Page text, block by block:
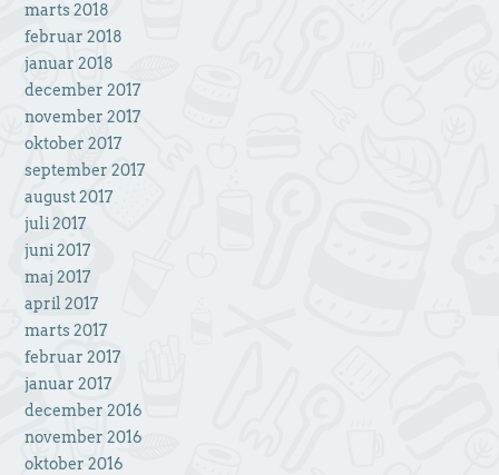
marts 2018
februar 2018
januar 2018
december 2017
november 2017
oktober 2017
september 2017
august 2017
juli 2017
juni 2017
maj 2017
april 2017
marts 2017
februar 2017
januar 2017
december 2016
november 2016
oktober 2016